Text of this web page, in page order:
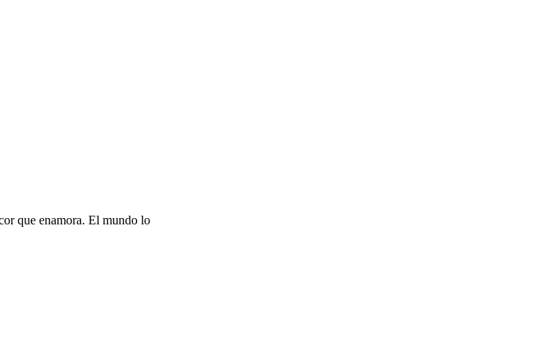
que enamora. El mundo lo